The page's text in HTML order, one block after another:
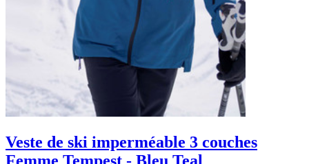
Veste de ski imperméable 3 couches